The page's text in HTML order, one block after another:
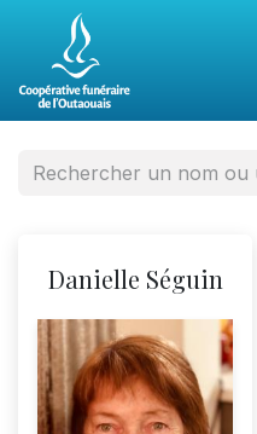
Danielle Séguin